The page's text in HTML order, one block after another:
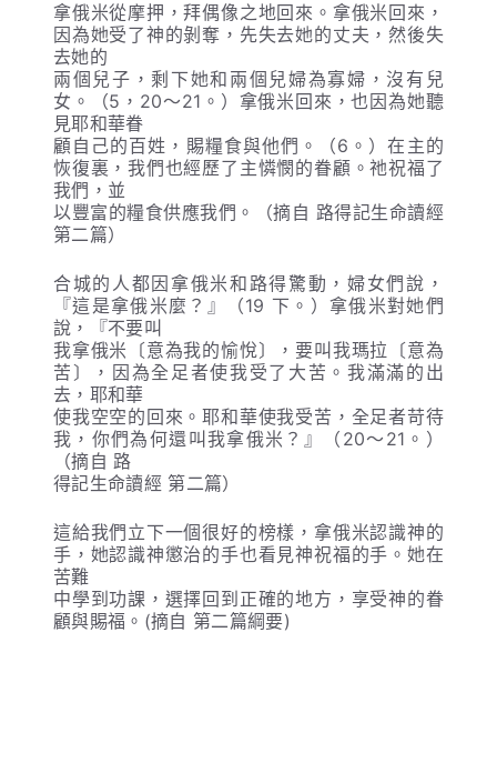
拿俄米從摩押，拜偶像之地回來。拿俄米回來，
因為她受了神的剝奪，先失去她的丈夫，然後失
去她的
兩個兒子，剩下她和兩個兒婦為寡婦，沒有兒
女。（5，20～21。）拿俄米回來，也因為她聽
見耶和華眷
顧自己的百姓，賜糧食與他們。（6。）在主的
恢復裏，我們也經歷了主憐憫的眷顧。祂祝福了
我們，並
以豐富的糧食供應我們。（摘自 路得記生命讀經
第二篇）
合城的人都因拿俄米和路得驚動，婦女們說，
『這是拿俄米麼？』（19 下。）拿俄米對她們
說，『不要叫
我拿俄米〔意為我的愉悅〕，要叫我瑪拉〔意為
苦〕，因為全足者使我受了大苦。我滿滿的出
去，耶和華
使我空空的回來。耶和華使我受苦，全足者苛待
我，你們為何還叫我拿俄米？』（20～21。）
（摘自 路
得記生命讀經 第二篇）
這給我們立下一個很好的榜樣，拿俄米認識神的
手，她認識神懲治的手也看見神祝福的手。她在
苦難
中學到功課，選擇回到正確的地方，享受神的眷
顧與賜福。(摘自 第二篇綱要)